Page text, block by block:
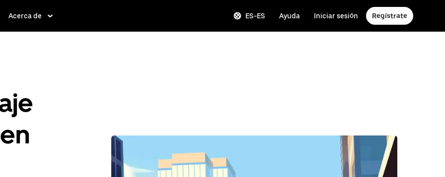
Acerca de ES-ES Ayuda Iniciar sesión Regístrate